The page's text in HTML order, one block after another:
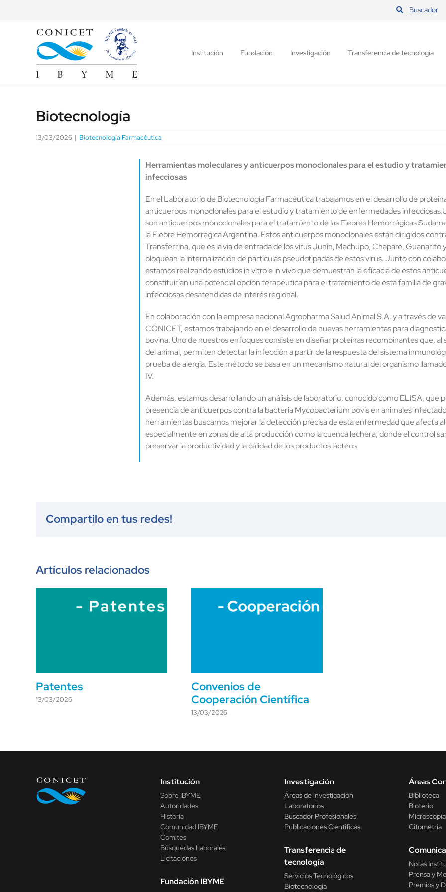
Buscador
Institución Fundación Investigación Transferencia de tecnología
Biotecnología
13/03/2026 | Biotecnología Farmacéutica
Herramientas moleculares y anticuerpos monoclonales para el estudio y
infecciosas
En el Laboratorio de Biotecnología Farmacéutica trabajamos en el desarrollo de
anticuerpos monoclonales para el estudio y tratamiento de enfermedades
son anticuerpos monoclonales para el tratamiento de las Fiebres Hemorrágicas
la Fiebre Hemorrágica Argentina. Estos anticuerpos monoclonales están dirigidos
Transferrina, que es la vía de entrada de los virus Junín, Machupo, Chapare, Guanarito
bloquean la internalización de partículas pseudotipadas de estos virus. Junto con
estamos realizando estudios in vitro e in vivo que demuestran la eficacia de estos
constituirían una potencial opción terapéutica para el tratamiento de esta familia de
infecciosas desatendidas de interés regional.
En colaboración con la empresa nacional Agropharma Salud Animal S.A. y a través de
CONICET, estamos trabajando en el desarrollo de nuevas herramientas para
bovina. Uno de nuestros enfoques consiste en diseñar proteínas recombinantes que, al
del animal, permiten detectar la infección a partir de la respuesta del sistema
prueba de alergia. Este método se basa en un mecanismo natural del organismo
IV.
Además, estamos desarrollando un análisis de laboratorio, conocido como ELISA, que
presencia de anticuerpos contra la bacteria Mycobacterium bovis en animales
herramientas buscamos mejorar la detección precisa de esta enfermedad que afecta
especialmente en zonas de alta producción como la cuenca lechera, donde el control
preservar la productividad y la calidad de los productos lácteos.
Compartilo en tus redes!
Artículos relacionados
Patentes
13/03/2026
Convenios de
Cooperación Científica
13/03/2026
Institución
Sobre IBYME
Autoridades
Historia
Comunidad IBYME
Comites
Búsquedas Laborales
Licitaciones
Fundación IBYME
Investigación
Áreas de investigación
Laboratorios
Buscador Profesionales
Publicaciones Científicas
Transferencia de
tecnología
Servicios Tecnológicos
Biotecnología
Áreas
Biblioteca
Bioterio
Microscopía
Citometría
Notas
Prensa y
Premios y